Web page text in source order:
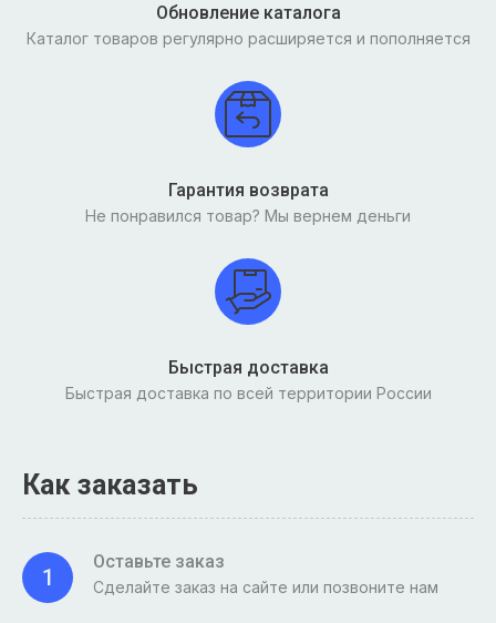
Обновление каталога
Каталог товаров регулярно расширяется и пополняется
Гарантия возврата
Не понравился товар? Мы вернем деньги
Быстрая доставка
Быстрая доставка по всей территории России
Как заказать
1
Оставьте заказ
Сделайте заказ на сайте или позвоните нам